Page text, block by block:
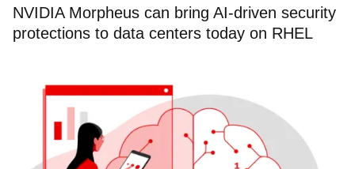
NVIDIA Morpheus can bring AI-driven security
protections to data centers today on RHEL